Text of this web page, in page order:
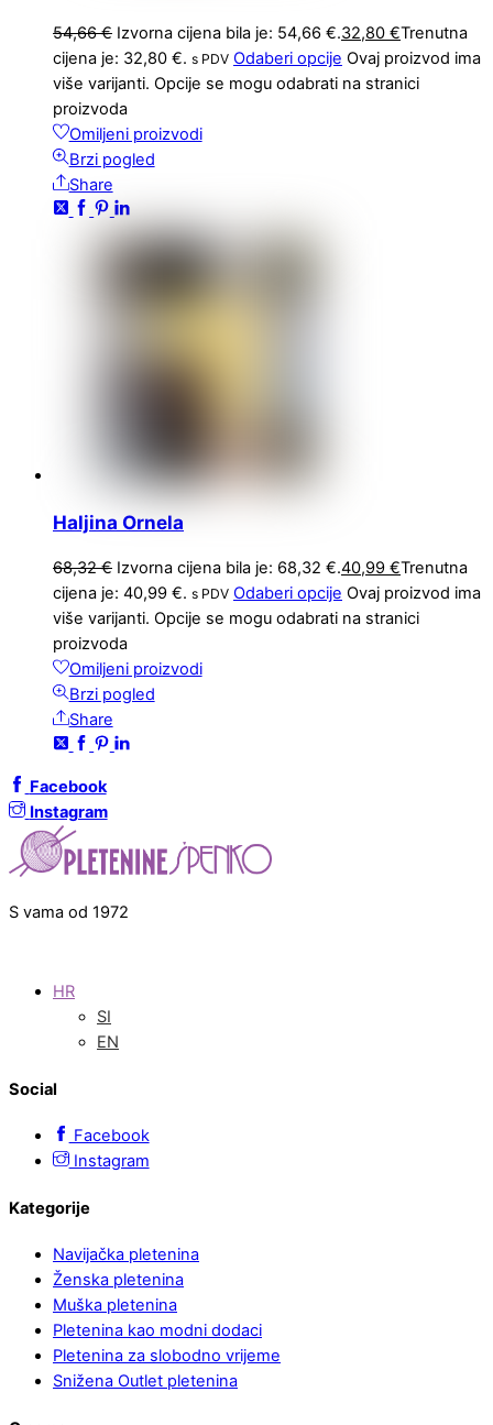
54,66€ Izvorna cijena bila je: 54,66 €.32,80 €Trenutna
cijena je: 32,80 €. s PDV Odaberi opcije Ovaj proizvod ima
više varijanti. Opcije se mogu odabrati na stranici
proizvoda
Omiljeni proizvodi
Brzi pogled
Share
Haljina Ornela
68,32€ Izvorna cijena bila je: 68,32 €.40,99 €Trenutna
cijena je: 40,99 €. s PDV Odaberi opcije Ovaj proizvod ima
više varijanti. Opcije se mogu odabrati na stranici
proizvoda
Omiljeni proizvodi
Brzi pogled
Share
Facebook
Instagram
S vama od 1972
HR
SI
EN
Social
Facebook
Instagram
Kategorije
Navijačka pletenina
Ženska pletenina
Muška pletenina
Pletenina kao modni dodaci
Pletenina za slobodno vrijeme
Snižena Outlet pletenina